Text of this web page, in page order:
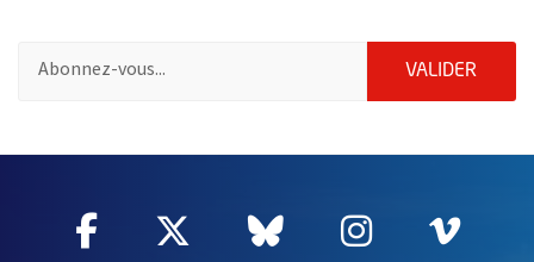
VALIDER
Facebook
, Ouvre une nouvelle fenêtre
Twitter
, Ouvre une nouvelle
Bluesky
, Ouvre une
Instagram
, Ouvre
,